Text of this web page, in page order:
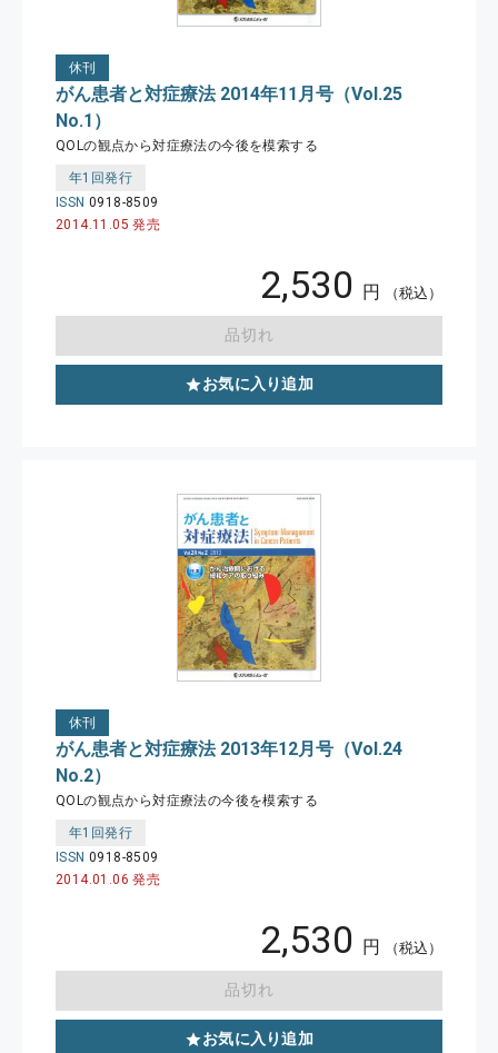
休刊
がん患者と対症療法 2014年11月号（Vol.25
No.1）
QOLの観点から対症療法の今後を模索する
年1回発行
ISSN 0918-8509
2014.11.05 発売
2,530 円 （税込）
品切れ
お気に入り追加
休刊
がん患者と対症療法 2013年12月号（Vol.24
No.2）
QOLの観点から対症療法の今後を模索する
年1回発行
ISSN 0918-8509
2014.01.06 発売
2,530 円 （税込）
品切れ
お気に入り追加